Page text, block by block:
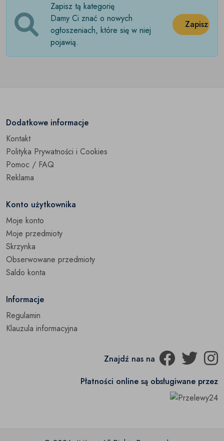
Zapisz tą kategorię
Damy Ci znać o nowych
ogłoszeniach, które się w niej
pojawią.
Zapisz
Dodatkowe informacje
Kontakt
Polityka Prywatności i Cookies
Pomoc / FAQ
Reklama
Konto użytkownika
Moje konto
Moje przedmioty
Skrzynka
Obserwowane przedmioty
Saldo konta
Informacje
Regulamin
Klauzula informacyjna
Znajdź nas na
Płatności online są obsługiwane przez